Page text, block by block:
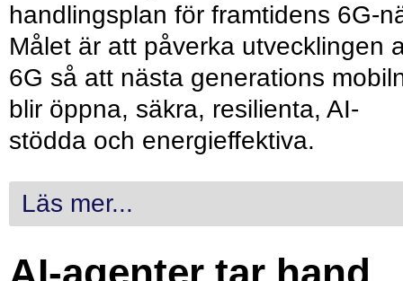
handlingsplan för framtidens 6G-
Målet är att påverka utvecklingen
6G så att nästa generations
blir öppna, säkra, resilienta, AI-
stödda och energieffektiva.
Läs mer...